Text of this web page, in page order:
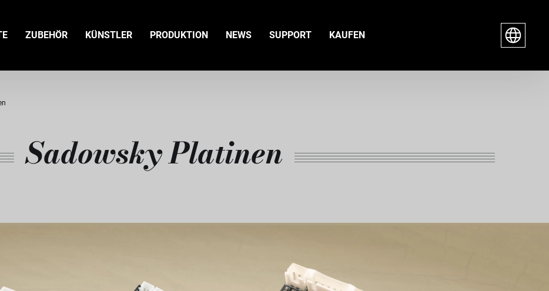
ZUBEHÖR KÜNSTLER PRODUKTION NEWS SUPPORT KAUFEN
Sadowsky Platinen